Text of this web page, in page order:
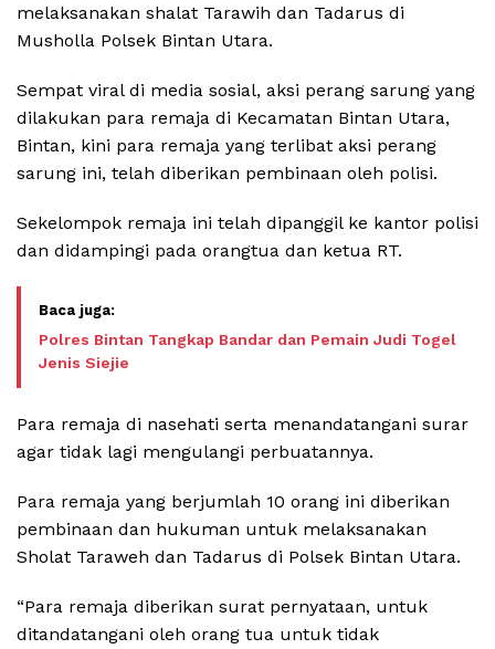
melaksanakan shalat Tarawih dan Tadarus di
Musholla Polsek Bintan Utara.
Sempat viral di media sosial, aksi perang sarung yang
dilakukan para remaja di Kecamatan Bintan Utara,
Bintan, kini para remaja yang terlibat aksi perang
sarung ini, telah diberikan pembinaan oleh polisi.
Sekelompok remaja ini telah dipanggil ke kantor polisi
dan didampingi pada orangtua dan ketua RT.
Polres Bintan Tangkap Bandar dan Pemain Judi Togel
Jenis Siejie
Para remaja di nasehati serta menandatangani surar
agar tidak lagi mengulangi perbuatannya.
Para remaja yang berjumlah 10 orang ini diberikan
pembinaan dan hukuman untuk melaksanakan
Sholat Taraweh dan Tadarus di Polsek Bintan Utara.
“Para remaja diberikan surat pernyataan, untuk
ditandatangani oleh orang tua untuk tidak